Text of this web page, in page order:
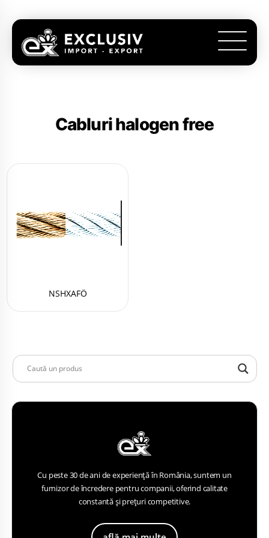
Cabluri halogen free
NSHXAFÖ
Cu peste 30 de ani de experiență în România, suntem un
furnizor de încredere pentru companii, oferind calitate
constantă și prețuri competitive.